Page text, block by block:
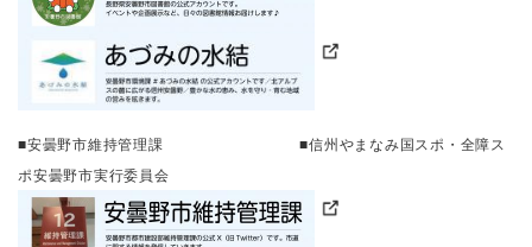
■安曇野市維持管理課 ■信州やまなみ国スポ・全障ス
ポ安曇野市実行委員会